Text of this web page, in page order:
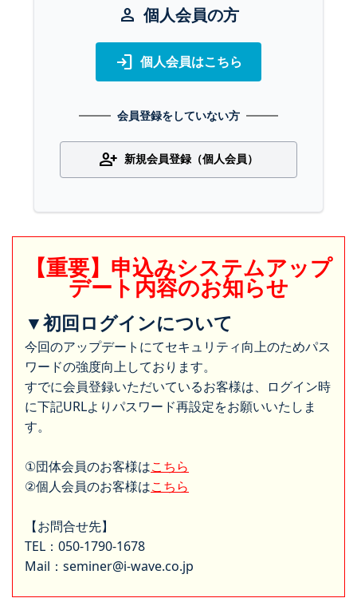
person 個人会員の方
login 個人会員はこちら
会員登録をしていない方
person_add 新規会員登録（個人会員）
【重要】申込みシステムアップ
デート内容のお知らせ
▼初回ログインについて
今回のアップデートにてセキュリティ向上のためパス
ワードの強度向上しております。
すでに会員登録いただいているお客様は、ログイン時
に下記URLよりパスワード再設定をお願いいたしま
す。
①団体会員のお客様はこちら
②個人会員のお客様はこちら
【お問合せ先】
TEL：050-1790-1678
Mail：seminer@i-wave.co.jp